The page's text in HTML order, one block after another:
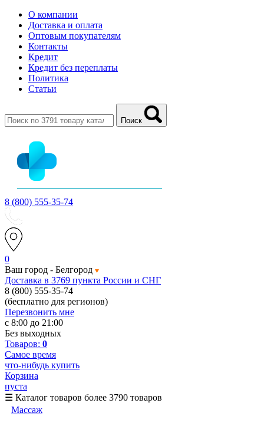
О компании
Доставка и оплата
Оптовым покупателям
Контакты
Кредит
Кредит без переплаты
Политика
Статьи
Поиск
8 (800) 555-35-74
0
Ваш город - Белгород
Доставка в 3769 пункта России и СНГ
8 (800) 555-35-74
(бесплатно для регионов)
Перезвонить мне
с 8:00 до 21:00
Без выходных
Товаров: 0
Самое время
что-нибудь купить
Корзина
пуста
☰ Каталог товаров более 3790 товаров
Массаж